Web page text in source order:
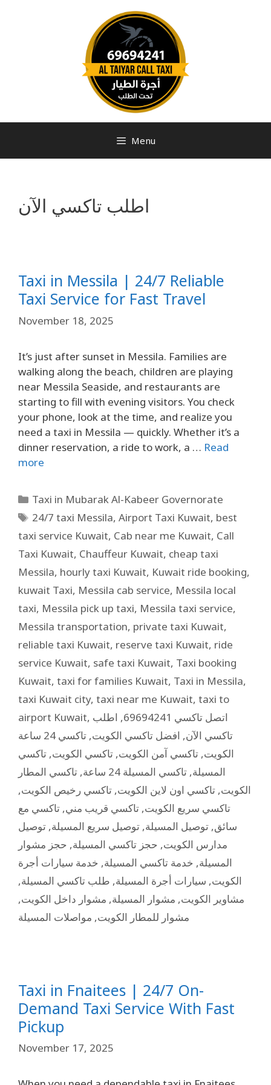
Menu
اطلب تاكسي الآن
Taxi in Messila | 24/7 Reliable
Taxi Service for Fast Travel
November 18, 2025
It’s just after sunset in Messila. Families are
walking along the beach, children are playing
near Messila Seaside, and restaurants are
starting to fill with evening visitors. You check
your phone, look at the time, and realize you
need a taxi in Messila — quickly. Whether it’s a
dinner reservation, a ride to work, a … Read
more
Taxi in Mubarak Al-Kabeer Governorate
24/7 taxi Messila,Airport Taxi Kuwait, best
taxi service Kuwait, Cab near me Kuwait, Call
Taxi Kuwait, Chauffeur Kuwait, cheap taxi
Messila, hourly taxi Kuwait, Kuwait ride booking,
kuwait Taxi, Messila cab service, Messila local
taxi, Messila pick up taxi, Messila taxi service,
Messila transportation, private taxi Kuwait,
reliable taxi Kuwait, reserve taxi Kuwait, ride
service Kuwait, safe taxi Kuwait, Taxi booking
Kuwait, taxi for families Kuwait, Taxi in Messila,
taxi Kuwait city, taxi near me Kuwait, taxi to
airport Kuwait, اتصل تاكسي 69694241 , اطلب
تاكسي الآن, افضل تاكسي الكويت,
تاكسي 24 ساعة
الكويت, تاكسي آمن الكويت, تاكسي الكويت, تاكسي
المسيلة, تاكسي المسيلة 24 ساعة , تاكسي المطار
الكويت, تاكسي اون لاين الكويت, تاكسي رخيص الكويت,
تاكسي سريع الكويت, تاكسي قريب مني, تاكسي مع
سائق, توصيل المسيلة, توصيل سريع المسيلة, توصيل
مدارس الكويت, حجز تاكسي المسيلة, حجز مشوار
المسيلة, خدمة تاكسي المسيلة, خدمة سيارات أجرة
الكويت, سيارات أجرة المسيلة, طلب تاكسي المسيلة,
مشاوير الكويت, مشوار المسيلة, مشوار داخل الكويت,
مشوار للمطار الكويت, مواصلات المسيلة
Taxi in Fnaitees | 24/7 On-
Demand Taxi Service With Fast
Pickup
November 17, 2025